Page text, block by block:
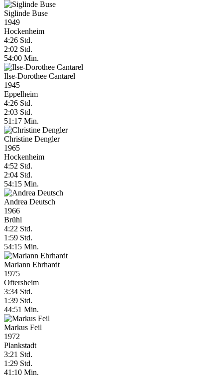
Siglinde Buse
1949
Hockenheim
4:26 Std.
2:02 Std.
54:00 Min.
Ilse-Dorothee Cantarel
1945
Eppelheim
4:26 Std.
2:03 Std.
51:17 Min.
Christine Dengler
1965
Hockenheim
4:52 Std.
2:04 Std.
54:15 Min.
Andrea Deutsch
1966
Brühl
4:22 Std.
1:59 Std.
54:15 Min.
Mariann Ehrhardt
1975
Oftersheim
3:34 Std.
1:39 Std.
44:51 Min.
Markus Feil
1972
Plankstadt
3:21 Std.
1:29 Std.
41:10 Min.